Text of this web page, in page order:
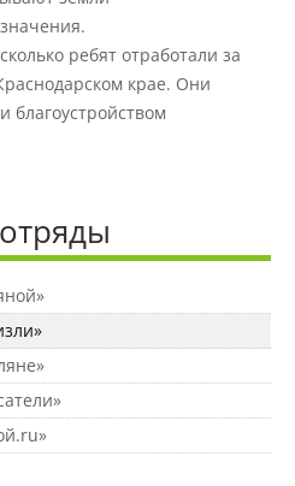
услуги
ребят отработали за
крае. Они
благоустройством